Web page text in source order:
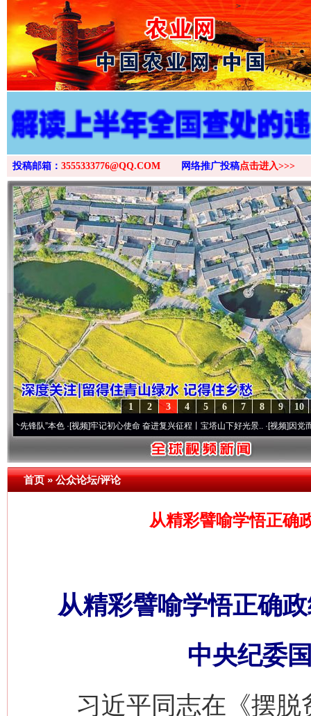
>
投稿邮箱： 3555333776@QQ.COM 网络推广投稿点击进入>>>
10
9
8
7
6
5
4
3
2
1
”本色·[视频]牢记初心使命 奋进复兴征程丨宝塔山下好光景..·[视频]因党而生 为党
首页»公众论坛/评论
从精彩譬喻学悟正确
从精彩譬喻学悟正确
中央纪委
习近平同志在《摆脱